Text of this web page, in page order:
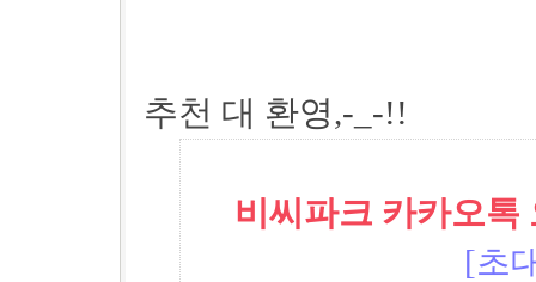
추천 대 환영,-_-!!
비씨파크 카카오톡
[초